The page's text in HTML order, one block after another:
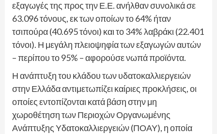
εξαγωγές της προς την Ε.Ε. ανήλθαν συνολικά σε
63.096 τόνους, εκ των οποίων το 64% ήταν
τσιπούρα (40.695 τόνοι) και το 34% λαβράκι (22.401
τόνοι). Η μεγάλη πλειοψηφία των εξαγωγών αυτών
– περίπου το 95% – αφορούσε νωπά προϊόντα.
Η ανάπτυξη του κλάδου των υδατοκαλλιεργειών
στην Ελλάδα αντιμετωπίζει καίριες προκλήσεις, οι
οποίες εντοπίζονται κατά βάση στην μη
χωροθέτηση των Περιοχών Οργανωμένης
Ανάπτυξης Υδατοκαλλιεργειών (ΠΟΑΥ), η οποία